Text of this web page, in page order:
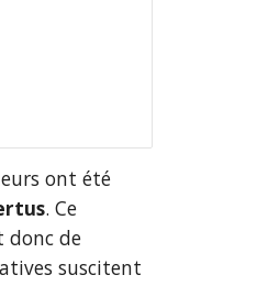
ont été
. Ce
donc de
suscitent